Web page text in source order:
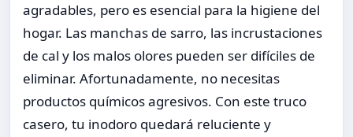
agradables, pero es esencial para la higiene del
hogar. Las manchas de sarro, las incrustaciones
de cal y los malos olores pueden ser difíciles de
eliminar. Afortunadamente, no necesitas
productos químicos agresivos. Con este truco
casero, tu inodoro quedará reluciente y